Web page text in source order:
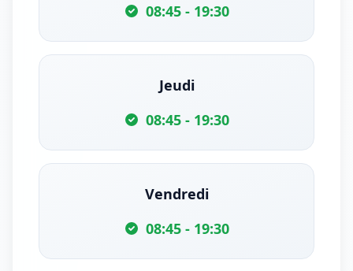
08:45 - 19:30
Jeudi
08:45 - 19:30
Vendredi
08:45 - 19:30